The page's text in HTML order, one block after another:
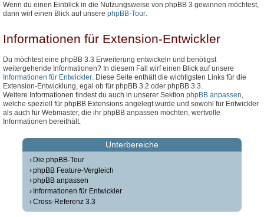
Wenn du einen Einblick in die Nutzungsweise von phpBB 3 gewinnen möchtest,
dann wirf einen Blick auf unsere phpBB-Tour.
Informationen für Extension-Entwickler
Du möchtest eine phpBB 3.3 Erweiterung entwickeln und benötigst
weitergehende Informationen? In diesem Fall wirf einen Blick auf unsere
Informationen für Entwickler . Diese Seite enthält die wichtigsten Links für die
Extension-Entwicklung, egal ob für phpBB 3.2 oder phpBB 3.3.
Weitere Informationen findest du auch in unserer Sektion phpBB anpassen
welche speziell für phpBB Extensions angelegt wurde und sowohl für Entwickler
als auch für Webmaster, die ihr phpBB anpassen möchten, wertvolle
Informationen bereithält.
Unterbereiche
Die phpBB-Tour
phpBB Feature-Vergleich
phpBB anpassen
Informationen für Entwickler
Cross-Referenz 3.3